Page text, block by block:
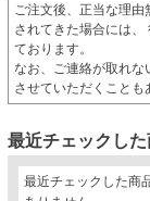
ご注文後、正当な理
されてきた場合には
ております。
なお、ご連絡が取れな
させていただくことも
最近チェックした
最近チェックした商